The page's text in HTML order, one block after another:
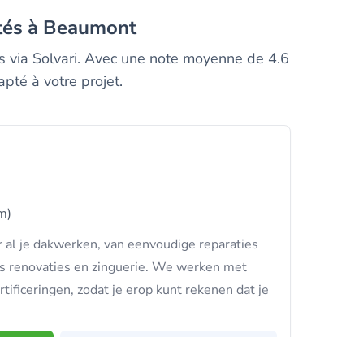
à Beaumont
via Solvari. Avec une note moyenne de 4.6
à votre projet.
je dakwerken, van eenvoudige reparaties
renovaties en zinguerie. We werken met
zodat je erop kunt rekenen dat je